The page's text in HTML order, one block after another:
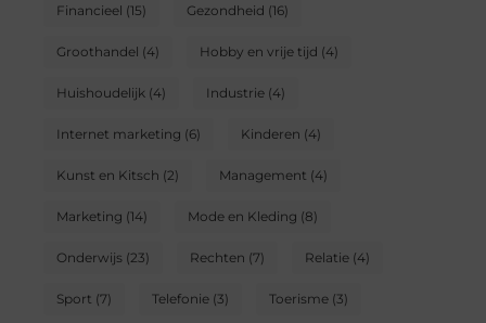
Financieel (15) Gezondheid (16)
Groothandel (4) Hobby en vrije tijd (4)
Huishoudelijk (4) Industrie(4)
Internet marketing (6) Kinderen (4)
Kunst en Kitsch (2) Management (4)
Marketing (14) Mode en Kleding (8)
Onderwijs(23) Rechten (7) Relatie(4)
Sport (7) Telefonie(3) Toerisme(3)